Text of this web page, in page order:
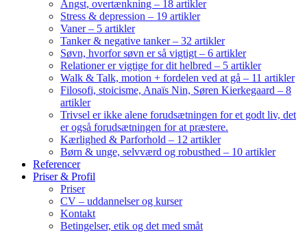
Angst, overtænkning – 18 artikler
Stress & depression – 19 artikler
Vaner – 5 artikler
Tanker & negative tanker – 32 artikler
Søvn, hvorfor søvn er så vigtigt – 6 artikler
Relationer er vigtige for dit helbred – 5 artikler
Walk & Talk, motion + fordelen ved at gå – 11 artikler
Filosofi, stoicisme, Anaïs Nin, Søren Kierkegaard – 8
artikler
Trivsel er ikke alene forudsætningen for et godt liv, det
er også forudsætningen for at præstere.
Kærlighed & Parforhold – 12 artikler
Børn & unge, selvværd og robusthed – 10 artikler
Referencer
Priser & Profil
Priser
CV – uddannelser og kurser
Kontakt
Betingelser, etik og det med småt